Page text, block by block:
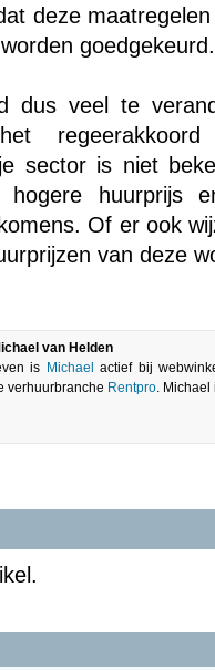
deze
goedgekeurd.
dus veel te
het
sector is niet
hogere huurprijs
Of er ook
van deze
van Helden
is Michael
actief bij
verhuurbranche Rentpro.